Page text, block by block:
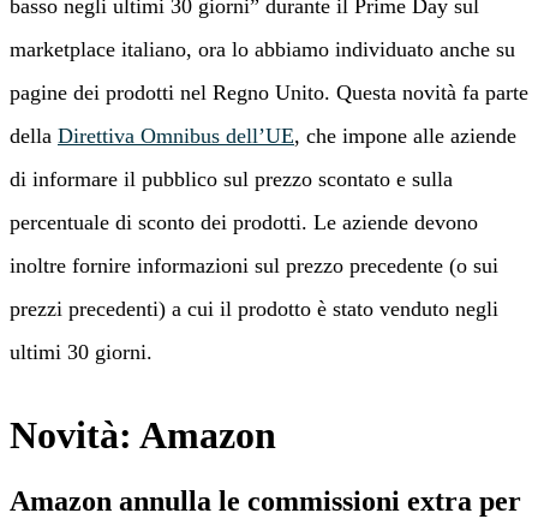
basso negli ultimi 30 giorni” durante il Prime Day sul
marketplace italiano, ora lo abbiamo individuato anche su
pagine dei prodotti nel Regno Unito. Questa novità fa parte
della Direttiva Omnibus dell’UE, che impone alle aziende
di informare il pubblico sul prezzo scontato e sulla
percentuale di sconto dei prodotti. Le aziende devono
inoltre fornire informazioni sul prezzo precedente (o sui
prezzi precedenti) a cui il prodotto è stato venduto negli
ultimi 30 giorni.
Novità: Amazon
Amazon annulla le commissioni extra per